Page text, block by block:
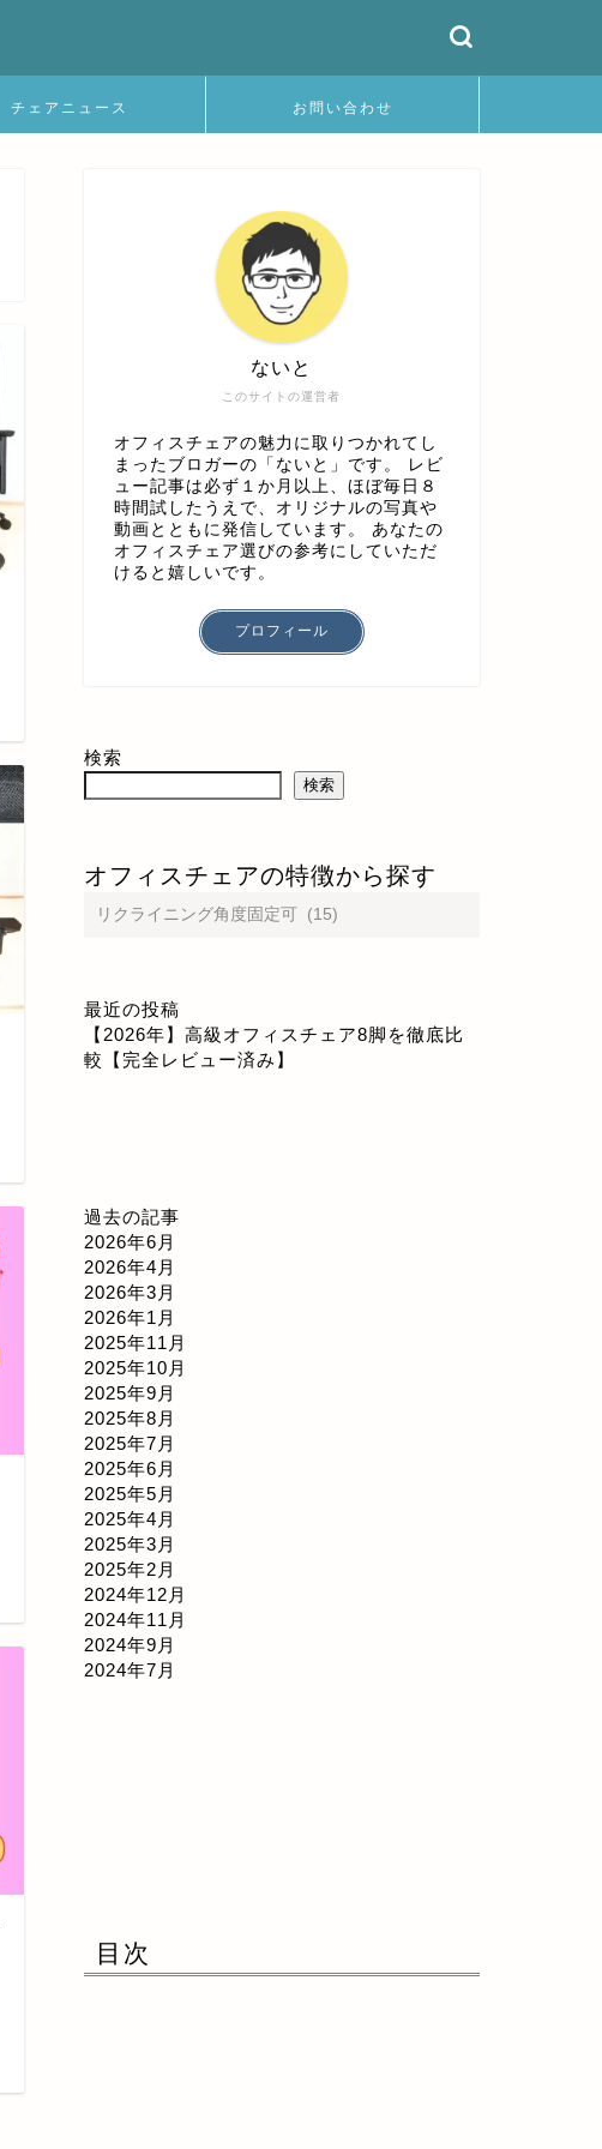
チェアニュース お問い合わせ
このサイトの運営者
ないと
オフィスチェアの魅力に取りつかれてし
まったブロガーの「ないと」です。 レビ
ュー記事は必ず１か月以上、ほぼ毎日８
時間試したうえで、オリジナルの写真や
動画とともに発信しています。 あなたの
オフィスチェア選びの参考にしていただ
けると嬉しいです。
プロフィール
検索
検索
オフィスチェアの特徴から探す
最近の投稿
【2026年】高級オフィスチェア8脚を徹底比
較【完全レビュー済み】
過去の記事
2026年6月
2026年4月
2026年3月
2026年1月
2025年11月
2025年10月
2025年9月
2025年8月
2025年7月
2025年6月
2025年5月
2025年4月
2025年3月
2025年2月
2024年12月
2024年11月
2024年9月
2024年7月
目次